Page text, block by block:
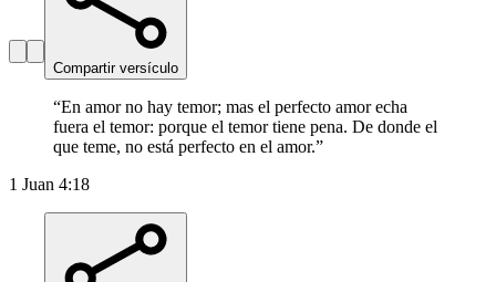
Compartir versículo
“En amor no hay temor; mas el perfecto amor echa
fuera el temor: porque el temor tiene pena. De donde el
que teme, no está perfecto en el amor.”
1 Juan 4:18